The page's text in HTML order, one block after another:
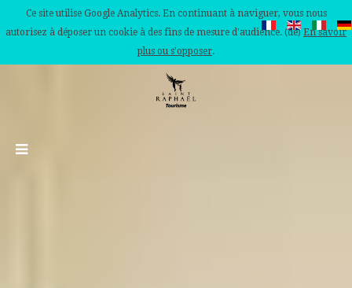
Ce site utilise Google Analytics. En continuant à naviguer, vous nous
autorisez à déposer un cookie à des fins de mesure d'audience. (de) En savoir
plus ou s'opposer.